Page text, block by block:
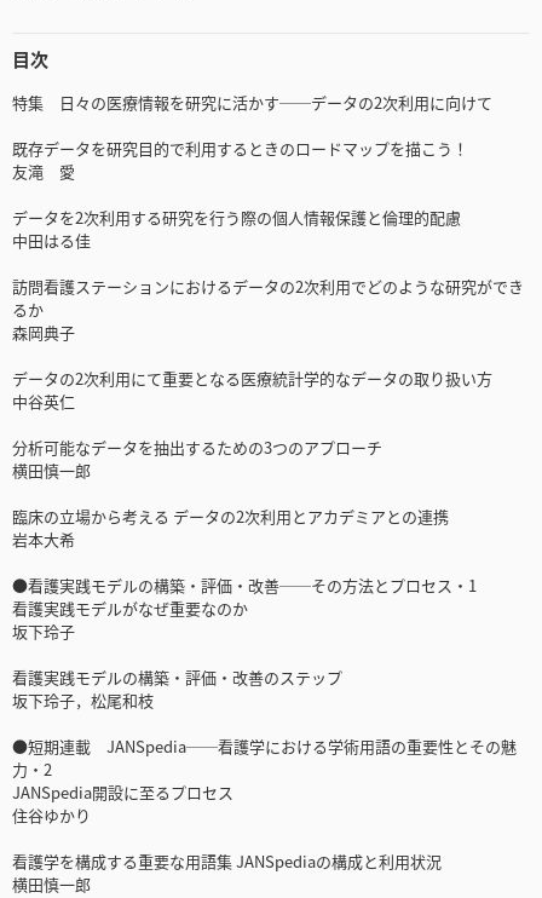
目次
特集 日々の医療情報を研究に活かす──データの2次利用に向けて
既存データを研究目的で利用するときのロードマップを描こう！
友滝 愛
データを2次利用する研究を行う際の個人情報保護と倫理的配慮
中田はる佳
訪問看護ステーションにおけるデータの2次利用でどのような研究ができ
るか
森岡典子
データの2次利用にて重要となる医療統計学的なデータの取り扱い方
中谷英仁
分析可能なデータを抽出するための3つのアプローチ
横田慎一郎
臨床の立場から考える データの2次利用とアカデミアとの連携
岩本大希
●看護実践モデルの構築・評価・改善──その方法とプロセス・1
看護実践モデルがなぜ重要なのか
坂下玲子
看護実践モデルの構築・評価・改善のステップ
坂下玲子，松尾和枝
●短期連載 JANSpedia──看護学における学術用語の重要性とその魅
力・2
JANSpedia開設に至るプロセス
住谷ゆかり
看護学を構成する重要な用語集 JANSpediaの構成と利用状況
横田慎一郎